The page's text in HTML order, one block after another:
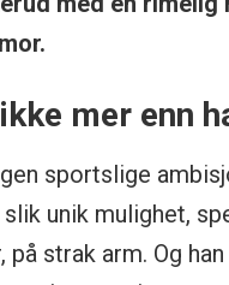
mer enn
sportslige
slik unik mulighet,
på strak arm. Og